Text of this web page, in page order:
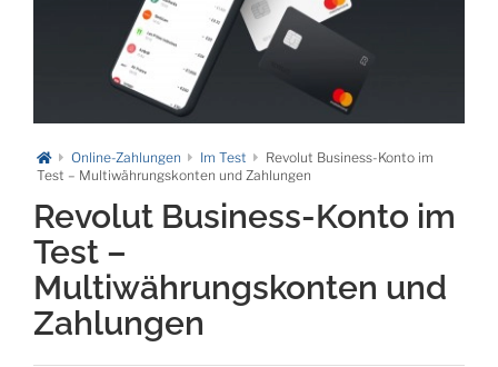
Online-Zahlungen Im Test
Revolut Business-Konto im
Test – Multiwährungskonten und Zahlungen
Revolut Business-Konto im
Test –
Multiwährungskonten und
Zahlungen